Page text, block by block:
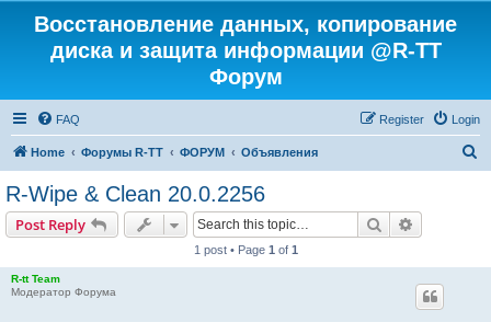
Восстановление данных, копирование
диска и защита информации @R-TT
Форум
FAQ Login
Register
Home Форумы R-TT ФОРУМ Объявления
R-Wipe & Clean 20.0.2256
Post Reply Search
1 post • Page 1 of 1
R-tt Team
Модератор Форума